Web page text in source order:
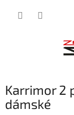
Karrimor 2
dámské